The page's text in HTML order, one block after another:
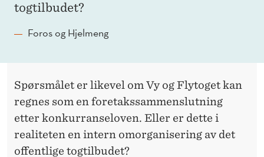
togtilbudet?
Foros og Hjelmeng
Spørsmålet er likevel om Vy og Flytoget kan
regnes som en foretakssammenslutning
etter konkurranseloven. Eller er dette i
realiteten en intern omorganisering av det
offentlige togtilbudet?